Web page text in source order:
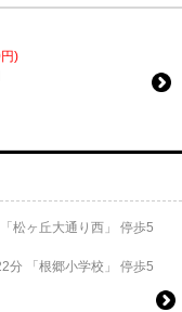
)
松ヶ丘大通り西」 停歩5
分 「根郷小学校」 停歩5